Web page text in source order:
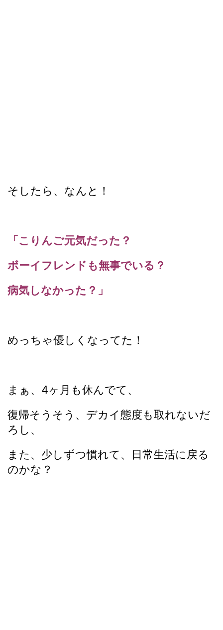
そしたら、なんと！
「こりんご元気だった？
ボーイフレンドも無事でいる？
病気しなかった？」
めっちゃ優しくなってた！
まぁ、4ヶ月も休んでて、
復帰そうそう、デカイ態度も取れないだ
ろし、
また、少しずつ慣れて、日常生活に戻る
のかな？